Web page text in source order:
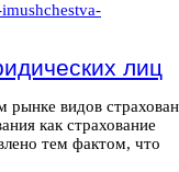
лиц
видов
как страхование
тем фактом, что